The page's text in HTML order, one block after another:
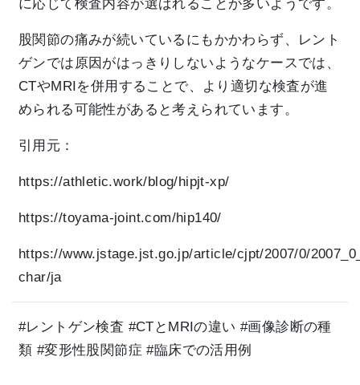
に応じて検査内容が選ばれることが多いようです。
股関節の痛みが続いているにもかかわらず、レント
ゲンでは原因がはっきりしないようなケースでは、
CTやMRIを併用することで、より適切な検査が進
められる可能性があると考えられています。
引用元：
https://athletic.work/blog/hipjt-xp/
https://toyama-joint.com/hip140/
https://www.jstage.jst.go.jp/article/cjpt/2007/0/
char/ja
#レントゲン検査 #CTとMRIの違い #画像診断の種
類 #変形性股関節症 #臨床での活用例